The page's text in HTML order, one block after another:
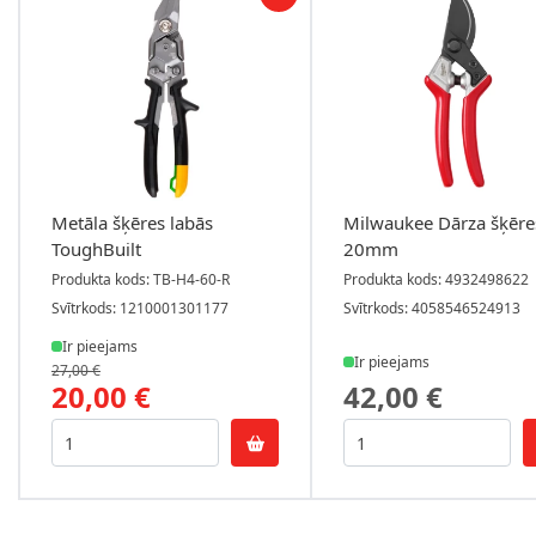
Metāla šķēres labās
ToughBuilt
Produkta kods: TB-H4-60-R
Svītrkods: 1210001301177
Ir pieejams
20,00 €
27,00 €
Milwaukee Dārza
20mm
Produkta kods: 4932498622
Svītrkods: 4058546524913
Ir pieejams
42,00 €